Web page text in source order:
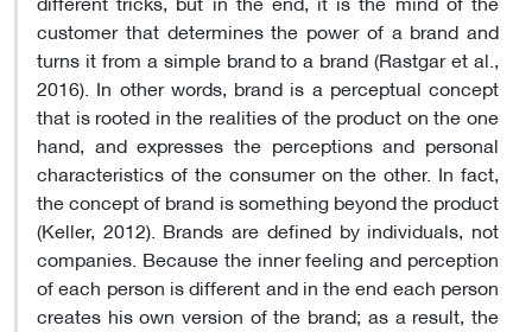
customer that determines the power of a brand and
turns it from a simple brand to a brand (Rastgar et al.,
2016). In other words, brand is a perceptual concept
that is rooted in the realities of the product on the one
hand, and expresses the perceptions and personal
characteristics of the consumer on the other. In fact,
the concept of brand is something beyond the product
(Keller, 2012). Brands are defined by individuals, not
companies. Because the inner feeling and perception
of each person is different and in the end each person
creates his own version of the brand; as a result, the